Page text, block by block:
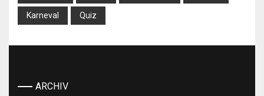
Karneval Quiz
ARCHIV